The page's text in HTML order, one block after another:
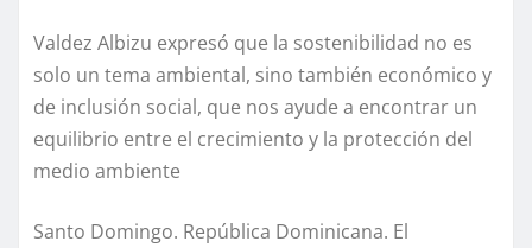
Valdez Albizu expresó que la sostenibilidad no es
solo un tema ambiental, sino también económico y
de inclusión social, que nos ayude a encontrar un
equilibrio entre el crecimiento y la protección del
medio ambiente
Santo Domingo. República Dominicana. El